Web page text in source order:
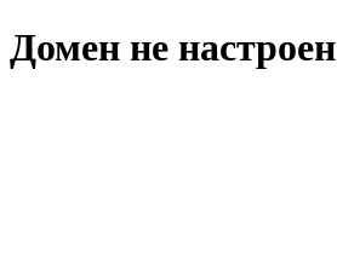
Домен не настроен